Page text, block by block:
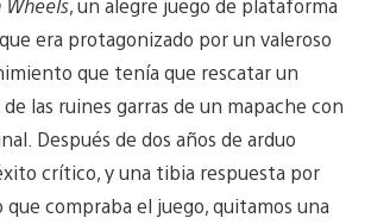
era protagonizado por un valeroso
que tenía que rescatar un
las ruines garras de un mapache con
Después de dos años de arduo
crítico, y una tibia respuesta por
compraba el juego, quitamos una